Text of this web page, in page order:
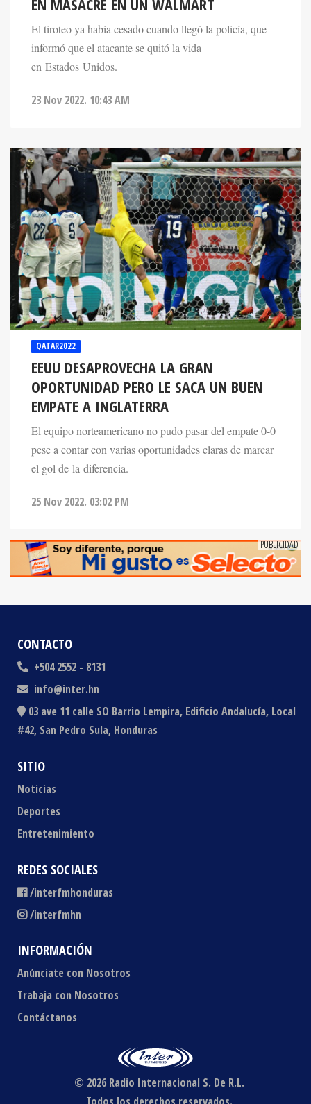
El tiroteo ya había cesado cuando llegó la policía, que
informó que el atacante se quitó la vida
en Estados Unidos.
QATAR2022
EEUU DESAPROVECHA LA GRAN
OPORTUNIDAD PERO LE SACA UN BUEN
EMPATE A INGLATERRA
El equipo norteamericano no pudo pasar del empate 0-0
pese a contar con varias oportunidades claras de marcar
el gol de la diferencia.
CONTACTO
+504 2552 - 8131
info@inter.hn
03 ave 11 calle SO Barrio Lempira, Edificio Andalucía, Local
#42, San Pedro Sula, Honduras
SITIO
Noticias
Deportes
Entretenimiento
REDES SOCIALES
/interfmhonduras
/interfmhn
INFORMACIÓN
Anúnciate con Nosotros
Trabaja con Nosotros
Contáctanos
© 2026 Radio Internacional S. De R.L.